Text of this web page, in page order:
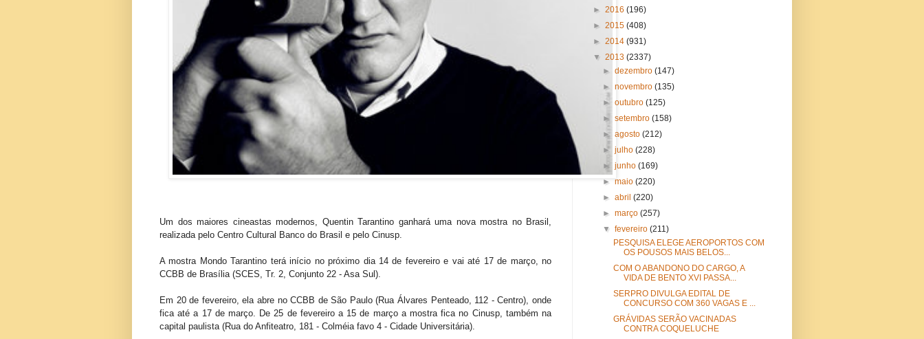
Um dos maiores cineastas modernos, Quentin Tarantino ganhará uma nova mostra no Brasil,
realizada pelo Centro Cultural Banco do Brasil e pelo Cinusp.
A mostra Mondo Tarantino terá início no próximo dia 14 de fevereiro e vai até 17 de março, no
CCBB de Brasília (SCES, Tr. 2, Conjunto 22 - Asa Sul).
Em 20 de fevereiro, ela abre no CCBB de São Paulo (Rua Álvares Penteado, 112 - Centro), onde
fica até a 17 de março. De 25 de fevereiro a 15 de março a mostra fica no Cinusp, também na
capital paulista (Rua do Anfiteatro, 181 - Colméia favo 4 - Cidade Universitária).
► 2016 (196)
► 2015 (408)
► 2014 (931)
▼ 2013 (2337)
►dezembro(147)
►novembro(135)
►outubro(125)
►setembro(158)
►agosto(212)
►julho(228)
►junho(169)
►maio(220)
►abril(220)
►março(257)
▼fevereiro(211)
PESQUISA ELEGE AEROPORTOS COM
OS POUSOS MAIS BELOS...
COM O ABANDONO DO CARGO, A
VIDA DE BENTO XVI PASSA...
SERPRO DIVULGA EDITAL DE
CONCURSO COM 360 VAGAS E ...
GRÁVIDAS SERÃO VACINADAS
CONTRA COQUELUCHE